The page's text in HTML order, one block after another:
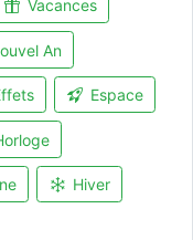
Vacances
An
Espace
Hiver